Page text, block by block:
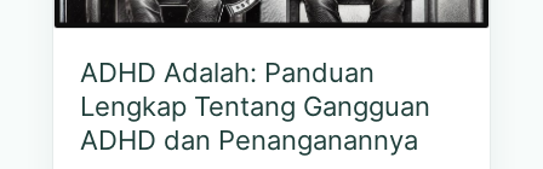
ADHD Adalah: Panduan
Lengkap Tentang Gangguan
ADHD dan Penanganannya